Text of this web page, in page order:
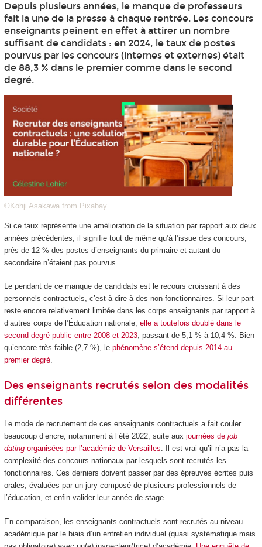
Depuis plusieurs années, le manque de professeurs
fait la une de la presse à chaque rentrée. Les concours
enseignants peinent en effet à attirer un nombre
suffisant de candidats : en 2024, le taux de postes
pourvus par les concours (internes et externes) était
de 88,3 % dans le premier comme dans le second
degré.
©Kohji Asakawa from Pixabay
Si ce taux représente une amélioration de la situation par rapport aux deux
années précédentes, il signifie tout de même qu’à l’issue des concours,
près de 12 % des postes d’enseignants du primaire et autant du
secondaire n’étaient pas pourvus.
Le pendant de ce manque de candidats est le recours croissant à des
personnels contractuels, c’est-à-dire à des non-fonctionnaires. Si leur part
reste encore relativement limitée dans les corps enseignants par rapport à
d’autres corps de l’Éducation nationale, elle a toutefois doublé dans le
second degré public entre 2008 et 2023, passant de 5,1 % à 10,4 %. Bien
qu’encore très faible (2,7 %), le phénomène s’étend depuis 2014 au
premier degré.
Des enseignants recrutés selon des modalités
différentes
Le mode de recrutement de ces enseignants contractuels a fait couler
beaucoup d’encre, notamment à l’été 2022, suite aux journées de job
datingorganisées par l’académie de Versailles. Il est vrai qu’il n’a pas la
complexité des concours nationaux par lesquels sont recrutés les
fonctionnaires. Ces derniers doivent passer par des épreuves écrites puis
orales, évaluées par un jury composé de plusieurs professionnels de
l’éducation, et enfin valider leur année de stage.
En comparaison, les enseignants contractuels sont recrutés au niveau
académique par le biais d’un entretien individuel (quasi systématique mais